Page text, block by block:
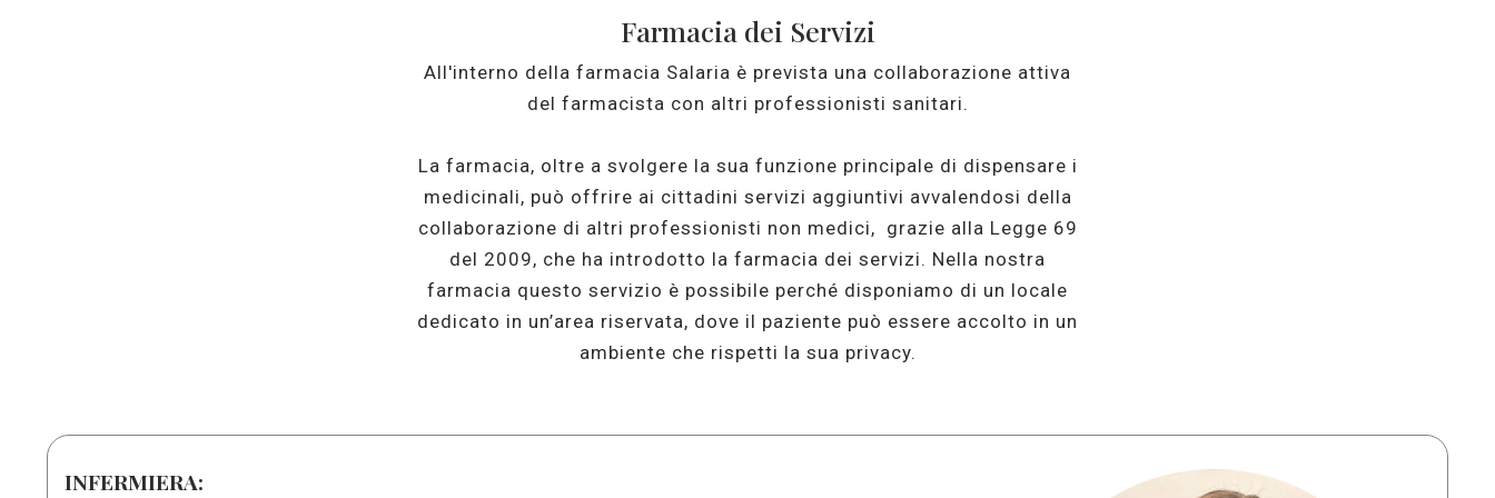
Farmacia dei Servizi
All'interno della farmacia Salaria è prevista una collaborazione attiva
del farmacista con altri professionisti sanitari.
La farmacia, oltre a svolgere la sua funzione principale di dispensare i
medicinali, può offrire ai cittadini servizi aggiuntivi avvalendosi della
collaborazione di altri professionisti non medici, grazie alla Legge 69
del 2009, che ha introdotto la farmacia dei servizi. Nella nostra
farmacia questo servizio è possibile perché disponiamo di un locale
dedicato in un’area riservata, dove il paziente può essere accolto in un
ambiente che rispetti la sua privacy.
INFERMIERA: